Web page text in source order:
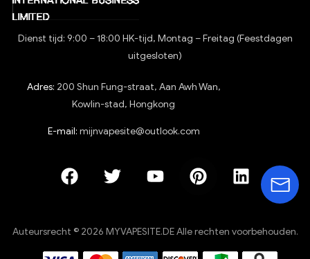
Dienst tijd: 9:00 – 18:00 HK-tijd, Montag – Freitag (Feestdagen
uitgesloten)
Adres: 200 Shun Fung-straat, Aan Awh Wan,
Kowlin-stad, Hongkong
E-mail: mijnvapesite@outlook.com
Auteursrecht © 2026 MYVAPESITE.DE Alle rechten voorbehouden.